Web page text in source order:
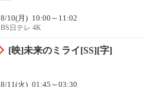
8/10(月) 10:00～11:02
BS日テレ 4K
[映]未来のミライ[SS][字]
8/11(火) 01:45～03:30